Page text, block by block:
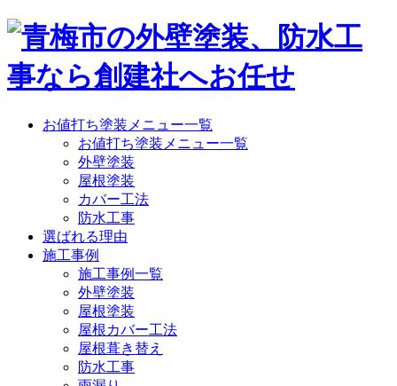
お値打ち塗装メニュー一覧
お値打ち塗装メニュー一覧
外壁塗装
屋根塗装
カバー工法
防水工事
選ばれる理由
施工事例
施工事例一覧
外壁塗装
屋根塗装
屋根カバー工法
屋根葺き替え
防水工事